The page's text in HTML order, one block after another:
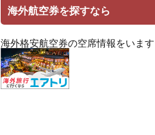
海外航空券を探すなら
海外格安航空券の空席情報をいます